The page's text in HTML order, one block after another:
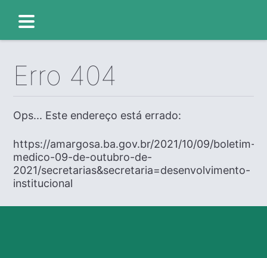
Erro 404
Ops... Este endereço está errado:
https://amargosa.ba.gov.br/2021/10/09/boletim-
medico-09-de-outubro-de-
2021/secretarias&secretaria=desenvolvimento-
institucional